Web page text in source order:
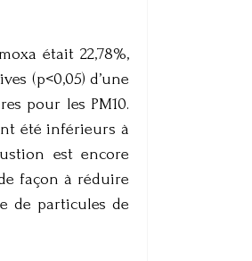
était 22,78%,
(p<0,05) d’une
pour les PM10.
été inférieurs à
est encore
façon à réduire
de particules de